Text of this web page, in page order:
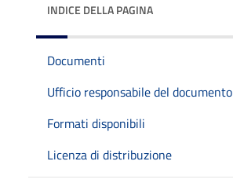
INDICE DELLA PAGINA
Documenti
Ufficio responsabile del documento
Formati disponibili
Licenza di distribuzione